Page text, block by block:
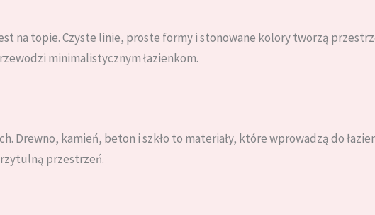
na topie. Czyste linie, proste formy i stonowane kolory tworzą
minimalistycznym łazienkom.
Drewno, kamień, beton i szkło to materiały, które wprowadzą do
przestrzeń.